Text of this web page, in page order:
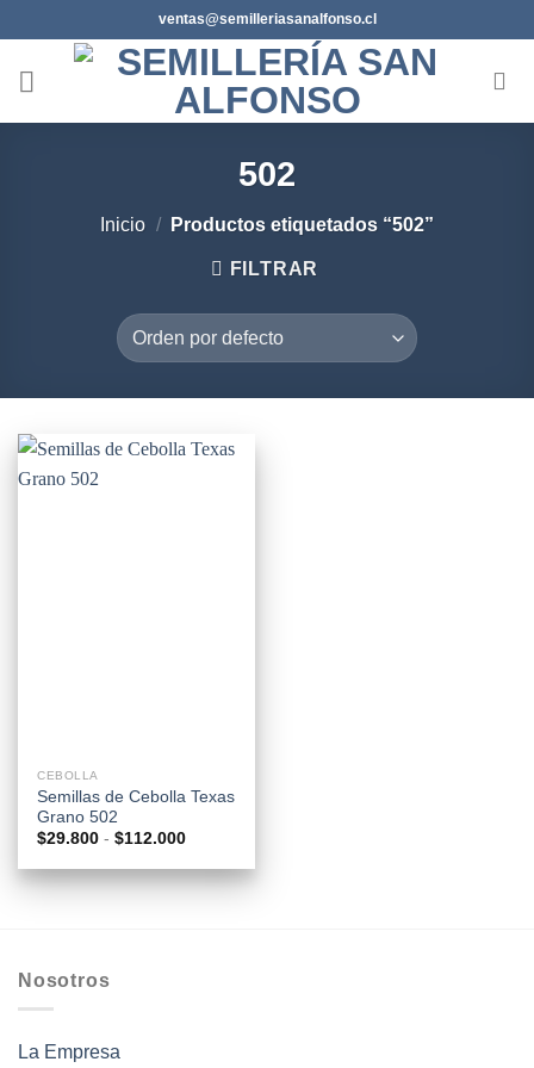
al
contenido
ventas@semilleriasanalfonso.cl
502
Inicio / Productos etiquetados “502”
FILTRAR
CEBOLLA
Semillas de Cebolla Texas
Grano 502
$29.800 - $112.000Rango
precios:
desde
Nosotros
La Empresa